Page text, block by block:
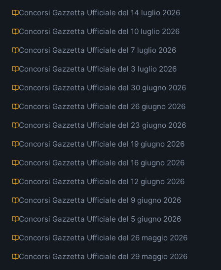
Concorsi Gazzetta Ufficiale del 14 luglio 2026
Concorsi Gazzetta Ufficiale del 10 luglio 2026
Concorsi Gazzetta Ufficiale del 7 luglio 2026
Concorsi Gazzetta Ufficiale del 3 luglio 2026
Concorsi Gazzetta Ufficiale del 30 giugno 2026
Concorsi Gazzetta Ufficiale del 26 giugno 2026
Concorsi Gazzetta Ufficiale del 23 giugno 2026
Concorsi Gazzetta Ufficiale del 19 giugno 2026
Concorsi Gazzetta Ufficiale del 16 giugno 2026
Concorsi Gazzetta Ufficiale del 12 giugno 2026
Concorsi Gazzetta Ufficiale del 9 giugno 2026
Concorsi Gazzetta Ufficiale del 5 giugno 2026
Concorsi Gazzetta Ufficiale del 26 maggio 2026
Concorsi Gazzetta Ufficiale del 29 maggio 2026